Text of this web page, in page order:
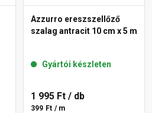
Azzurro ereszszellőző
szalag antracit 10 cm x 5 m
Gyártói készleten
1 995 Ft / db
399 Ft / m